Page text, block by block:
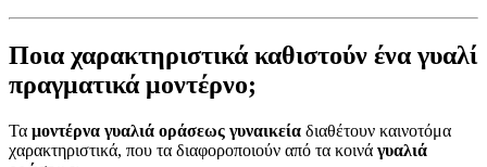
Ποια χαρακτηριστικά καθιστούν ένα γυαλί
πραγματικά μοντέρνο;
Τα μοντέρνα γυαλιά οράσεως γυναικεία διαθέτουν καινοτόμα
χαρακτηριστικά, που τα διαφοροποιούν από τα κοινά γυαλιά